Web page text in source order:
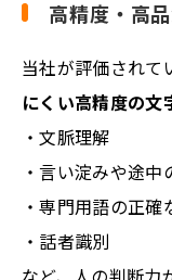
高精度・高
当社が評価されて
にくい高精度の文
・文脈理解
・言い淀みや途
・専門用語の正確
・話者識別